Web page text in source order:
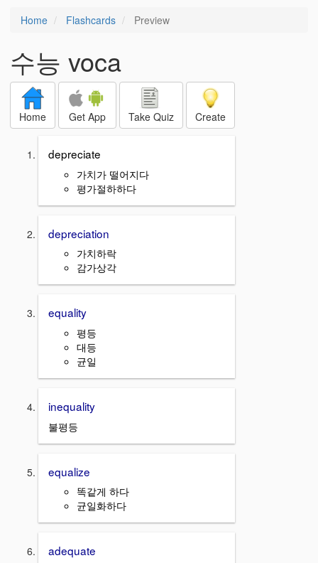
Home Flashcards Preview
수능 voca
Home Get App Take Quiz Create
depreciate
가치가 떨어지다
평가절하하다
depreciation
가치하락
감가상각
equality
평등
대등
균일
inequality
불평등
equalize
똑같게 하다
균일화하다
adequate